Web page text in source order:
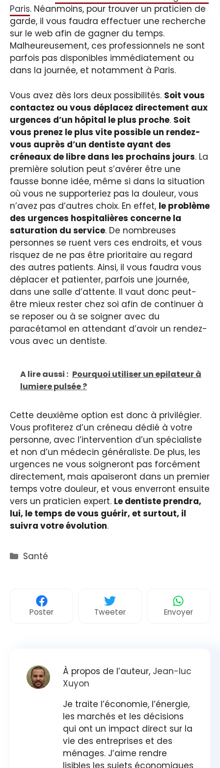
Paris. Néanmoins, pour trouver un praticien de
garde, il vous faudra effectuer une recherche
sur le web afin de gagner du temps.
Malheureusement, ces professionnels ne sont
parfois pas disponibles immédiatement ou
dans la journée, et notamment à Paris.
Vous avez dès lors deux possibilités. Soit vous
contactez ou vous déplacez directement aux
urgences d’un hôpital le plus proche. Soit
vous prenez le plus vite possible un rendez-
vous auprès d’un dentiste ayant des
créneaux de libre dans les prochains jours. La
première solution peut s’avérer être une
fausse bonne idée, même si dans la situation
où vous ne supporteriez pas la douleur, vous
n’avez pas d’autres choix. En effet, le problème
des urgences hospitalières concerne la
saturation du service. De nombreuses
personnes se ruent vers ces endroits, et vous
risquez de ne pas être prioritaire au regard
des autres patients. Ainsi, il vous faudra vous
déplacer et patienter, parfois une journée,
dans une salle d’attente. Il vaut donc peut-
être mieux rester chez soi afin de continuer à
se reposer ou à se soigner avec du
paracétamol en attendant d’avoir un rendez-
vous avec un dentiste.
A lire aussi : Pourquoi utiliser un epilateur à
lumiere pulsée ?
Cette deuxième option est donc à privilégier.
Vous profiterez d’un créneau dédié à votre
personne, avec l’intervention d’un spécialiste
et non d’un médecin généraliste. De plus, les
urgences ne vous soigneront pas forcément
directement, mais apaiseront dans un premier
temps votre douleur, et vous enverront ensuite
vers un praticien expert. Le dentiste prendra,
lui, le temps de vous guérir, et surtout, il
suivra votre évolution.
Catégories
Santé
Poster Tweeter Envoyer
À propos de l’auteur, Jean-luc
Xuyon
Je traite l’économie, l’énergie,
les marchés et les décisions
qui ont un impact direct sur la
vie des entreprises et des
ménages. J’aime rendre
lisibles les sujets économiques